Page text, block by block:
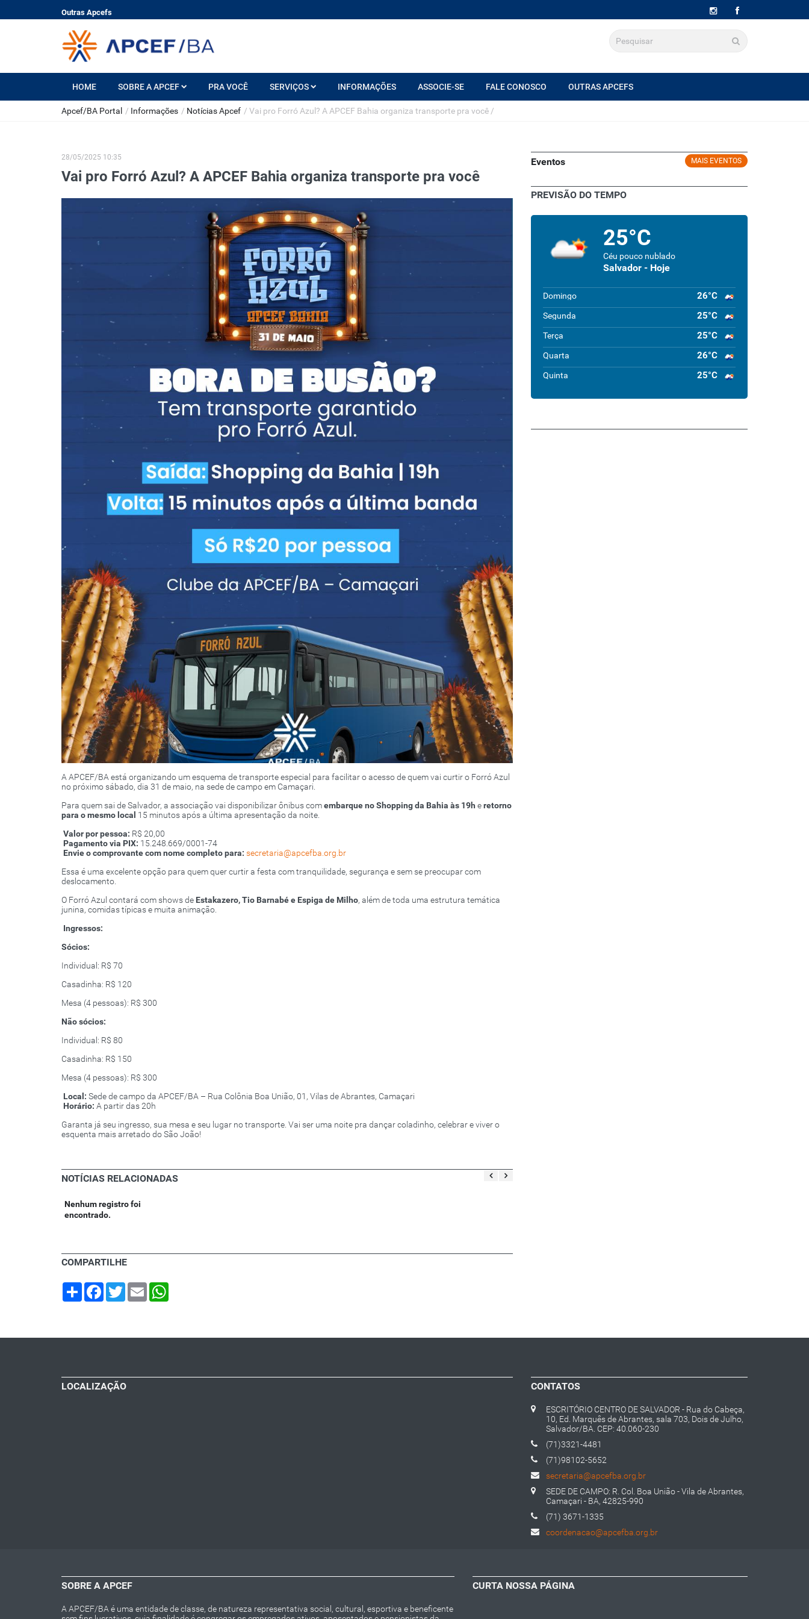
Outras Apcefs
HOME SOBRE A APCEF PRA VOCÊ SERVIÇOS INFORMAÇÕES ASSOCIE-SE FALE CONOSCO OUTRAS APCEFS
Apcef/BA Portal / Informações / Notícias Apcef / Vai pro Forró Azul? A APCEF Bahia organiza transporte pra você /
28/05/2025 10:35
Vai pro Forró Azul? A APCEF Bahia organiza transporte pra você
A APCEF/BA está organizando um esquema de transporte especial para facilitar o acesso de quem vai curtir o Forró Azul
no próximo sábado, dia 31 de maio, na sede de campo em Camaçari.
Para quem sai de Salvador, a associação vai disponibilizar ônibus comembarque no Shopping da Bahia às 19h eretorno
para o mesmo local 15 minutos após a última apresentação da noite.
Valor por pessoa: R$ 20,00
Pagamento via PIX: 15.248.669/0001-74
Envie o comprovante com nome completo para: secretaria@apcefba.org.br
Essa é uma excelente opção para quem quer curtir a festa com tranquilidade, segurança e sem se preocupar com
deslocamento.
O Forró Azul contará com shows de Estakazero, Tio Barnabé e Espiga de Milho, além de toda uma estrutura temática
junina, comidas típicas e muita animação.
Ingressos:
Sócios:
Individual: R$ 70
Casadinha: R$ 120
Mesa (4 pessoas): R$ 300
Não sócios:
Individual: R$ 80
Casadinha: R$ 150
Mesa (4 pessoas): R$ 300
Local: Sede de campo da APCEF/BA – Rua Colônia Boa União, 01, Vilas de Abrantes, Camaçari
Horário: A partir das 20h
Garanta já seu ingresso, sua mesa e seu lugar no transporte. Vai ser uma noite pra dançar coladinho, celebrar e viver o
esquenta mais arretado do São João!
NOTÍCIAS RELACIONADAS
Nenhum registro foi
encontrado.
COMPARTILHE
Share Facebook
TwitterEmail
MAIS EVENTOS
Eventos
PREVISÃO DO TEMPO
25°C
Céu pouco nublado
Salvador - Hoje
Domingo 26°C
Segunda 25°C
Terça 25°C
Quarta 26°C
Quinta 25°C
LOCALIZAÇÃO CONTATOS
ESCRITÓRIO CENTRO DE SALVADOR - Rua do Cabeça,
10, Ed. Marquês de Abrantes, sala 703, Dois de Julho,
Salvador/BA. CEP: 40.060-230
(71)3321-4481
(71)98102-5652
secretaria@apcefba.org.br
SEDE DE CAMPO: R. Col. Boa União - Vila de Abrantes,
Camaçari - BA, 42825-990
(71) 3671-1335
coordenacao@apcefba.org.br
SOBRE A APCEF
A APCEF/BA é uma entidade de classe, de natureza representativa social, cultural, esportiva e beneficente
CURTA NOSSA PÁGINA